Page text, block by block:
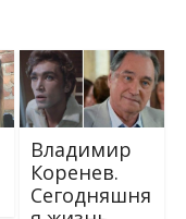
Владимир
Коренев.
Сегодняшня